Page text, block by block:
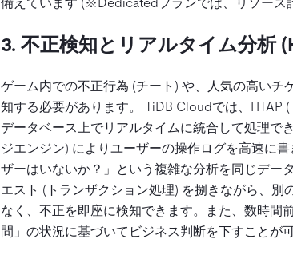
3. 不正検知とリアルタイム分析
ゲーム内での不正行為 (チート) や、人気の高い
知する必要があります。 TiDB Cloudでは、HTAP
データベース上でリアルタイムに統合して処理で
ジエンジン) によりユーザーの操作ログを高速に
ザーはいないか？」という複雑な分析を同じデー
エスト (トランザクション処理) を捌きながら、
なく、不正を即座に検知できます。また、数時間
間」の状況に基づいてビジネス判断を下すことが